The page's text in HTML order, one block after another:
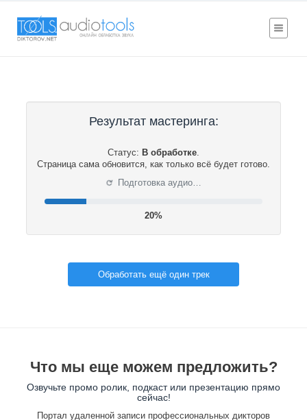
Результат мастеринга:
Статус: В обработке.
Страница сама обновится, как только всё будет готово.
⟳ Подготовка аудио…
21%
Обработать ещё один трек
Что мы еще можем предложить?
Озвучьте промо ролик, подкаст или презентацию прямо
сейчас!
Портал удаленной записи профессиональных дикторов